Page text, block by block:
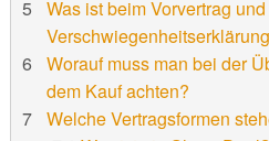
Was ist beim Vorvertrag
Worauf muss man bei der
dem Kauf achten?
Welche Vertragsformen